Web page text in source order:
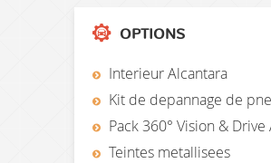
OPTIONS
Interieur Alcantara
Kit de depannage de
Pack 360° Vision & Drive
Teintes metallisees